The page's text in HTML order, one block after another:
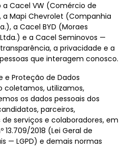
Cacel VW (Comércio de
Mapi Chevrolet (Companhia
a Cacel BYD (Moraes
e a Cacel Seminovos —
a privacidade e a
que interagem conosco.
e Proteção de Dados
coletamos, utilizamos,
os dados pessoais dos
parceiros,
serviços e colaboradores, em
2018 (Lei Geral de
— LGPD) e demais normas